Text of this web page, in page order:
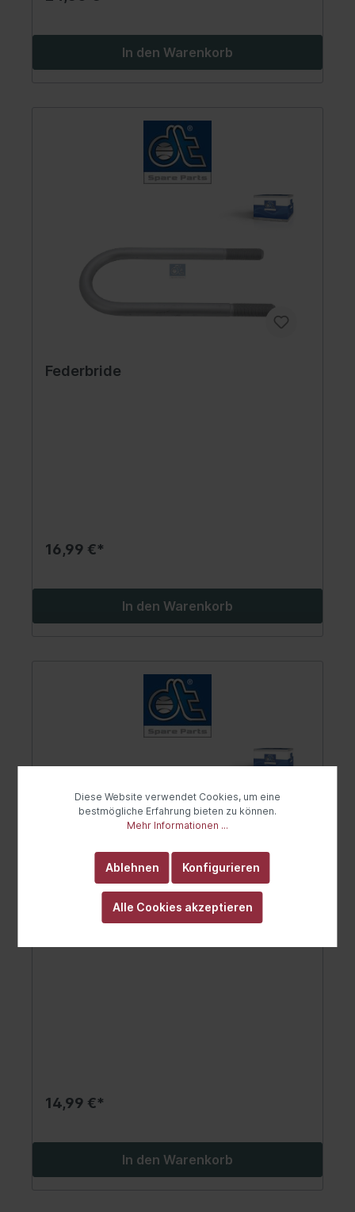
In den Warenkorb
Federbride
16,99 €*
In den Warenkorb
Federbride
14,99 €*
In den Warenkorb
Diese Website verwendet Cookies, um eine
bestmögliche Erfahrung bieten zu können.
Mehr Informationen ...
Ablehnen Konfigurieren
Alle Cookies akzeptieren